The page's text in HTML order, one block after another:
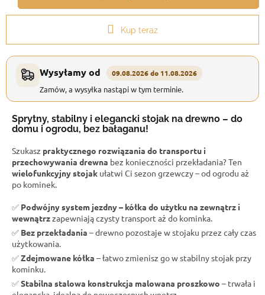
Kup teraz
Wysyłamy od 09.08.2026 do 11.08.2026
Zamów, a wysyłka nastąpi w tym terminie.
Sprytny, stabilny i elegancki stojak na drewno – do
domu i ogrodu, bez bałaganu!
Szukasz praktycznego rozwiązania do transportu i
przechowywania drewna bez konieczności przekładania? Ten
wielofunkcyjny stojak ułatwi Ci sezon grzewczy – od ogrodu aż
po kominek.
✅ Podwójny system jezdny – kółka do użytku na zewnątrz i
wewnątrzzapewniają czysty transport aż do kominka.
✅ Bez przekładania – drewno pozostaje w stojaku przez cały czas
użytkowania.
✅Zdejmowane kółka – łatwo zmienisz go w stabilny stojak przy
kominku.
✅Stabilna stalowa konstrukcja malowana proszkowo – trwała i